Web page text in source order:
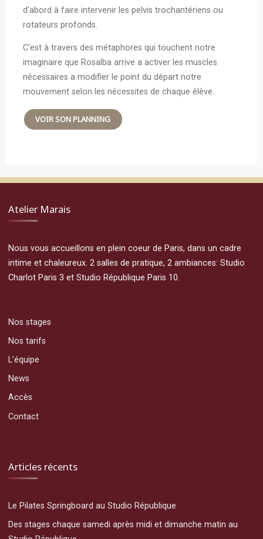
d’abord à faire intervenir les pelvis trochantériens ou
rotateurs profonds.
C’est à travers des métaphores qui touchent notre
imaginaire que Rosalba arrive a activer les muscles
nécessaires a modifier le point du départ notre
mouvement selon les nécessites de chaque élève.
VOIR SON PLANNING
Atelier Marais
Nous vous accueillons en plein coeur de Paris, dans un cadre
intime et chaleureux. 2 salles de pratique, 2 ambiances: Studio
Charlot Paris 3 et Studio République Paris 10.
Nos stages
Nos tarifs
L’équipe
News
Accès
Contact
Articles récents
Le Pilates Springboard au Studio République
Des stages chaque samedi après midi et dimanche matin au